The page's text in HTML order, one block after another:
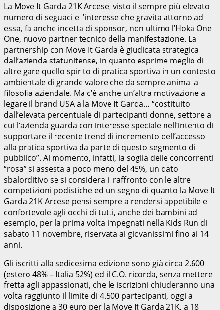
La Move It Garda 21K Arcese, visto il sempre più elevato
numero di seguaci e l’interesse che gravita attorno ad
essa, fa anche incetta di sponsor, non ultimo l’Hoka One
One, nuovo partner tecnico della manifestazione. La
partnership con Move It Garda è giudicata strategica
dall’azienda statunitense, in quanto esprime meglio di
altre gare quello spirito di pratica sportiva in un contesto
ambientale di grande valore che da sempre anima la
filosofia aziendale. Ma c’è anche un’altra motivazione a
legare il brand USA alla Move It Garda… “costituito
dall’elevata percentuale di partecipanti donne, settore a
cui l’azienda guarda con interesse speciale nell’intento di
supportare il recente trend di incremento dell’accesso
alla pratica sportiva da parte di questo segmento di
pubblico”. Al momento, infatti, la soglia delle concorrenti
“rosa” si assesta a poco meno del 45%, un dato
sbalorditivo se si considera il raffronto con le altre
competizioni podistiche ed un segno di quanto la Move It
Garda 21K Arcese pensi sempre a rendersi appetibile e
confortevole agli occhi di tutti, anche dei bambini ad
esempio, per la prima volta impegnati nella Kids Run di
sabato 11 novembre, riservata ai giovanissimi fino ai 14
anni.
Gli iscritti alla sedicesima edizione sono già circa 2.600
(estero 48% – Italia 52%) ed il C.O. ricorda, senza mettere
fretta agli appassionati, che le iscrizioni chiuderanno una
volta raggiunto il limite di 4.500 partecipanti, oggi a
disposizione a 30 euro per la Move It Garda 21K, a 18